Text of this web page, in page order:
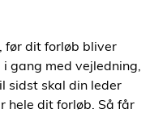
før dit forløb bliver
gang med vejledning,
sidst skal din leder
hele dit forløb. Så får